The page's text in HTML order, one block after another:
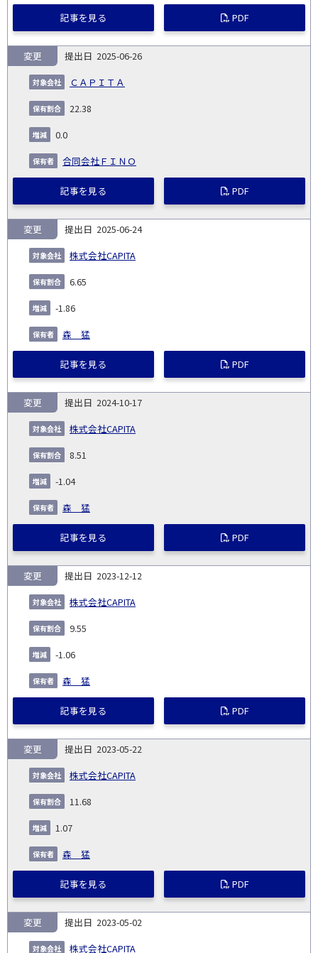
記事を見る PDF
2025-06-26
ＣＡＰＩＴＡ
変更
22.38
0.0
合同会社ＦＩＮＯ
記事を見る PDF
2025-06-24
株式会社CAPITA
変更
6.65
-1.86
森 猛
記事を見る PDF
2024-10-17
株式会社CAPITA
変更
8.51
-1.04
森 猛
記事を見る PDF
2023-12-12
株式会社CAPITA
変更
9.55
-1.06
森 猛
記事を見る PDF
2023-05-22
株式会社CAPITA
変更
11.68
1.07
森 猛
記事を見る PDF
2023-05-02
株式会社CAPITA
変更